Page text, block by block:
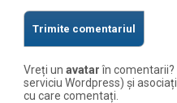
Vreți unavatarîn comentarii?
serviciu Wordpress) și
cu care comentați.